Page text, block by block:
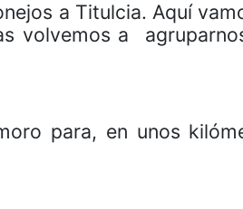
a Titulcia. Aquí
volvemos a
para, en unos